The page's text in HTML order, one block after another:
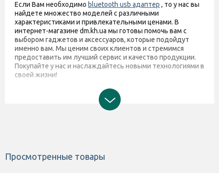
Если Вам необходимо bluetooth usb адаптер , то у нас вы
найдете множество моделей с различными
характеристиками и привлекательными ценами. В
интернет-магазине dm.kh.ua мы готовы помочь вам с
выбором гаджетов и аксессуаров, которые подойдут
именно вам. Мы ценим своих клиентов и стремимся
предоставить им лучший сервис и качество продукции.
Покупайте у нас и наслаждайтесь новыми технологиями в
своей жизни!
Просмотренные товары